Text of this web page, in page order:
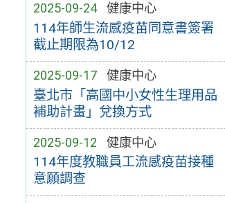
2025-09-24 健康中心
114年師生流感疫苗同意書簽署
截止期限為10/12
2025-09-17 健康中心
臺北市「高國中小女性生理用品
補助計畫」兌換方式
2025-09-12 健康中心
114年度教職員工流感疫苗接種
意願調查